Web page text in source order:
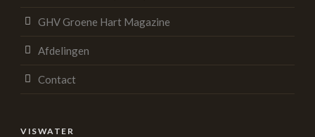
GHV Groene Hart Magazine
Afdelingen
Contact
VISWATER